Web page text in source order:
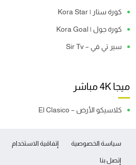
كورة ستار | Kora Star
كورة جول | Kora Goal
سير تي في – Sir Tv
ميجا 4K مباشر
كلاسيكو الأرض – El Clasico
سياسة الخصوصية إتفاقية الاستخدام
إتصل بنا